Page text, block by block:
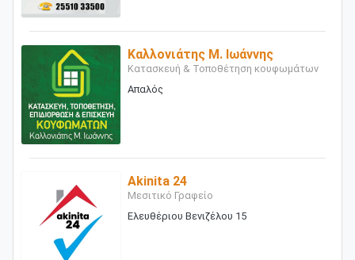
Καλλονιάτης Μ. Ιωάννης
Κατασκευή & Τοποθέτηση κουφωμάτων
Απαλός
Akinita 24
Μεσιτικό Γραφείο
Ελευθέριου Βενιζέλου 15